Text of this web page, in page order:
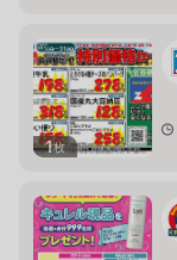
1枚